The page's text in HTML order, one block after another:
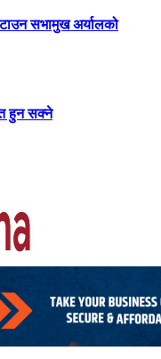
सभामुख अर्यालको
हुन सक्ने